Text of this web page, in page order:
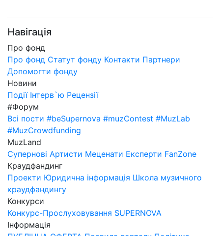
Навігація
Про фонд
Про фонд Статут фонду Контакти Партнери
Допомогти фонду
Новини
Події Інтерв`ю Рецензії
#Форум
Всі пости #beSupernova #muzContest #MuzLab
#MuzCrowdfunding
MuzLand
Супернові Артисти Меценати Експерти FanZone
Краудфандинг
Проекти Юридична інформація Школа музичного
краудфандингу
Конкурси
Конкурс-Прослуховування SUPERNOVA
Інформація